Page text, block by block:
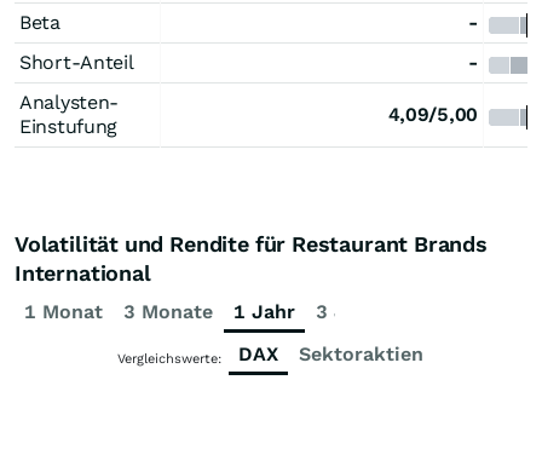
Beta
-
Short-Anteil
-
Analysten-
Einstufung
4,09/5,00
Volatilität und Rendite für Restaurant Brands
International
1 Monat 3 Monate 1 Jahr 3 Jahre
Vergleichswerte: DAX Sektoraktien